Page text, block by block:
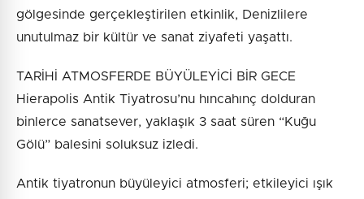
gölgesinde gerçekleştirilen etkinlik, Denizlilere
unutulmaz bir kültür ve sanat ziyafeti yaşattı.
TARİHİ ATMOSFERDE BÜYÜLEYİCİ BİR GECE
Hierapolis Antik Tiyatrosu’nu hıncahınç dolduran
binlerce sanatsever, yaklaşık 3 saat süren “Kuğu
Gölü” balesini soluksuz izledi.
Antik tiyatronun büyüleyici atmosferi; etkileyici ışık